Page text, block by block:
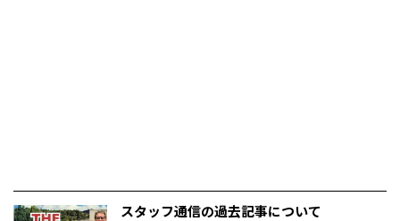
スタッフ通信の過去記事について